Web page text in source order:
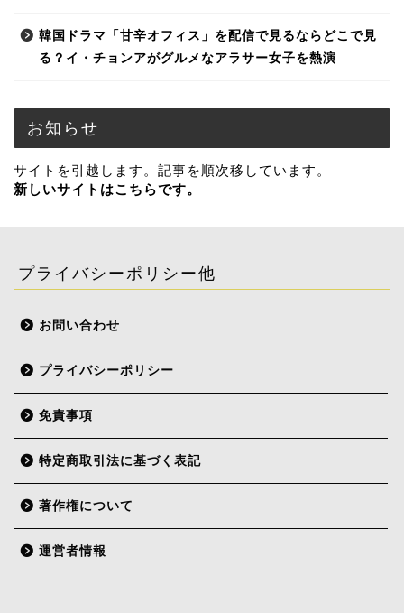
韓国ドラマ「甘辛オフィス」を配信で見るならどこで見
る？イ・チョンアがグルメなアラサー女子を熱演
お知らせ
サイトを引越します。記事を順次移しています。
新しいサイトはこちらです。
プライバシーポリシー他
お問い合わせ
プライバシーポリシー
免責事項
特定商取引法に基づく表記
著作権について
運営者情報